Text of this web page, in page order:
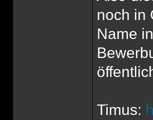
noch in
Name
Timus: